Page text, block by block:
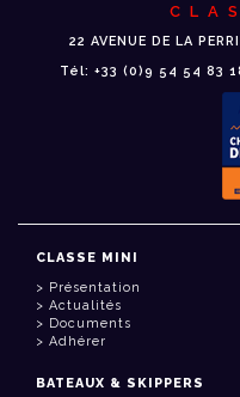
22 AVENUE DE LA
Tél: +33 (0)9 54 54 83
CLASSE MINI
Présentation
Actualités
Documents
Adhérer
BATEAUX & SKIPPERS